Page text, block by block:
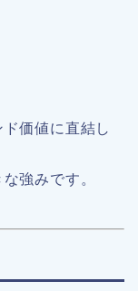
価値に直結し
強みです。